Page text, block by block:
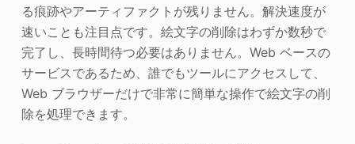
る痕跡やアーティファクトが残りません。解決速度が
速いことも注目点です。絵文字の削除はわずか数秒で
完了し、長時間待つ必要はありません。Web ベースの
サービスであるため、誰でもツールにアクセスして、
Web ブラウザーだけで非常に簡単な操作で絵文字の削
除を処理できます。